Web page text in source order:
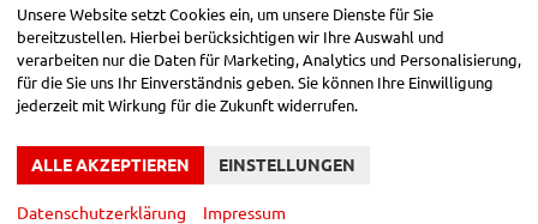
GETRIEBEART
alles ausgewählt
ERGEBNISSE ANZEIGEN
Unsere Website setzt Cookies ein, um unsere Dienste für Sie
bereitzustellen. Hierbei berücksichtigen wir Ihre Auswahl und
verarbeiten nur die Daten für Marketing, Analytics und Personalisierung,
für die Sie uns Ihr Einverständnis geben. Sie können Ihre Einwilligung
jederzeit mit Wirkung für die Zukunft widerrufen.
ALLE AKZEPTIEREN EINSTELLUNGEN
Datenschutzerklärung Impressum